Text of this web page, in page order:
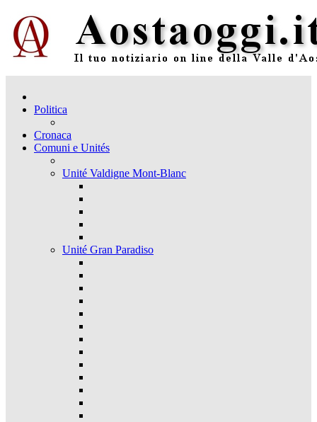
Politica
Cronaca
Comuni e Unités
Unité Valdigne Mont-Blanc
Unité Gran Paradiso